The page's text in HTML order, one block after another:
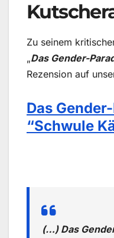
Zu seinem
„Das Gender-
Rezension auf
Das
“Schwule
(…) Das